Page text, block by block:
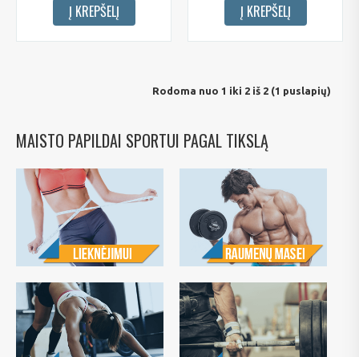
Į KREPŠELĮ Į KREPŠELĮ
Rodoma nuo 1 iki 2 iš 2 (1 puslapių)
MAISTO PAPILDAI SPORTUI PAGAL TIKSLĄ